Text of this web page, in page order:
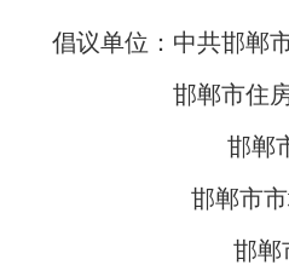
倡议单位：中共邯
邯郸市
邯
邯郸
邯